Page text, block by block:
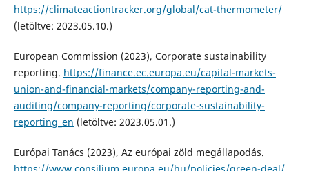
https://climateactiontracker.org/global/cat-thermometer/
(letöltve: 2023.05.10.)
European Commission (2023), Corporate sustainability
reporting. https://finance.ec.europa.eu/capital-markets-
union-and-financial-markets/company-reporting-and-
auditing/company-reporting/corporate-sustainability-
reporting_en (letöltve: 2023.05.01.)
Európai Tanács (2023), Az európai zöld megállapodás.
https://www.consilium.europa.eu/hu/policies/green-deal/